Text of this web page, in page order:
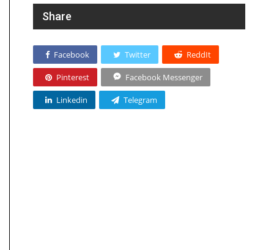
Share
Facebook Twitter ReddIt
Pinterest Facebook Messenger
Linkedin Telegram